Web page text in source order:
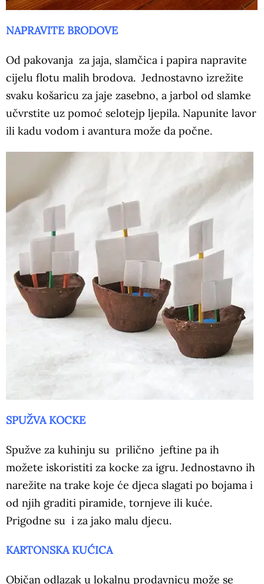
NAPRAVITE BRODOVE
Od pakovanja za jaja, slamčica i papira napravite
cijelu flotu malih brodova. Jednostavno izrežite
svaku košaricu za jaje zasebno, a jarbol od slamke
učvrstite uz pomoć selotejp ljepila. Napunite lavor
ili kadu vodom i avantura može da počne.
SPUŽVA KOCKE
Spužve za kuhinju su prilično jeftine pa ih
možete iskoristiti za kocke za igru. Jednostavno ih
narežite na trake koje će djeca slagati po bojama i
od njih graditi piramide, tornjeve ili kuće.
Prigodne su i za jako malu djecu.
KARTONSKA KUĆICA
Običan odlazak u lokalnu prodavnicu može se